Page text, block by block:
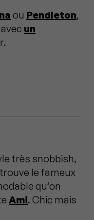
ou Pendleton,
un
très snobbish,
le fameux
qu’on
Ami. Chic mais